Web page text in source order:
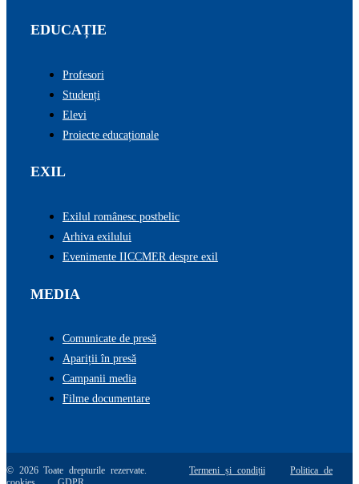
EDUCAȚIE
Profesori
Studenți
Elevi
Proiecte educaționale
EXIL
Exilul românesc postbelic
Arhiva exilului
Evenimente IICCMER despre exil
MEDIA
Comunicate de presă
Apariții în presă
Campanii media
Filme documentare
© 2026 Toate drepturile rezervate.Termeni și condiții
Politica de